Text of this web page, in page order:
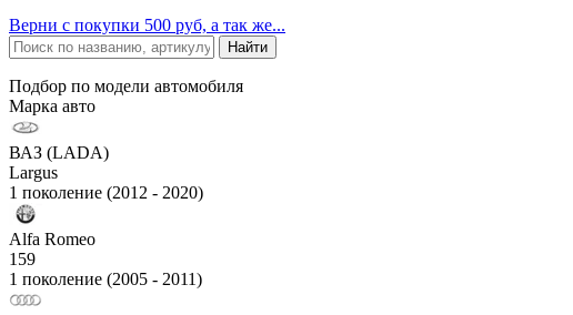
Верни с покупки 500 руб, а так же...
Подбор по модели автомобиля
Марка авто
ВАЗ (LADA)
Largus
1 поколение (2012 - 2020)
Alfa Romeo
159
1 поколение (2005 - 2011)